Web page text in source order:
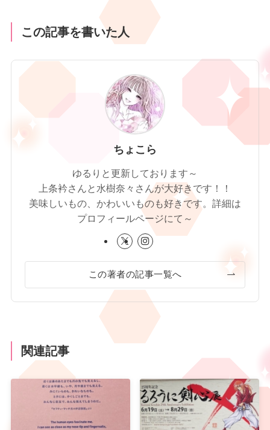
この記事を書いた人
ちょこら
ゆるりと更新しております～
上条衿さんと水樹奈々さんが大好きです！！
美味しいもの、かわいいものも好きです。詳細は
プロフィールページにて～
この著者の記事一覧へ
関連記事